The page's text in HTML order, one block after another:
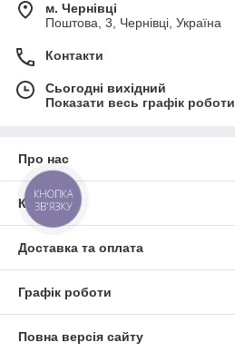
м. Чернівці
Поштова, 3, Чернівці, Україна
Контакти
Сьогодні вихідний
Показати весь графік роботи
Про нас
Контакти
Доставка та оплата
Графік роботи
Повна версія сайту
КНОПКА
ЗВ'ЯЗКУ